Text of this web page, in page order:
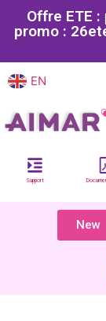
Offre ETE
promo :
EN
Support
New